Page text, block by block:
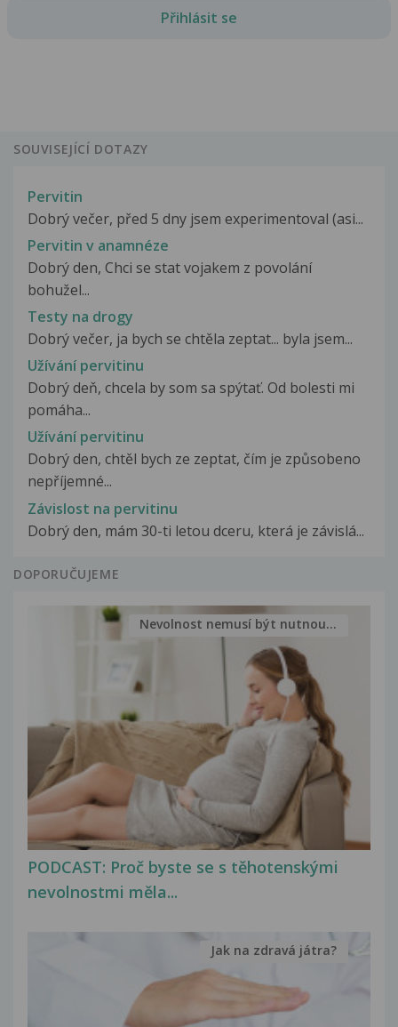
Přihlásit se
SOUVISEJÍCÍ DOTAZY
Pervitin
Dobrý večer, před 5 dny jsem experimentoval (asi...
Pervitin v anamnéze
Dobrý den, Chci se stat vojakem z povolání
bohužel...
Testy na drogy
Dobrý večer, ja bych se chtěla zeptat... byla jsem...
Užívání pervitinu
Dobrý deň, chcela by som sa spýtať. Od bolesti mi
pomáha...
Užívání pervitinu
Dobrý den, chtěl bych ze zeptat, čím je způsobeno
nepříjemné...
Závislost na pervitinu
Dobrý den, mám 30-ti letou dceru, která je závislá...
DOPORUČUJEME
PODCAST: Proč byste se s těhotenskými
nevolnostmi měla...
Nevolnost nemusí být nutnou...
Jak na zdravá játra?